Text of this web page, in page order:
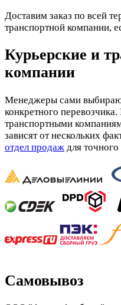
Доставим заказ по всей
транспортной компании,
Курьерские и
компании
Менеджеры сами
конкретного
транспортными
зависят от нескольких
отдел продаж для точного
Самовывоз